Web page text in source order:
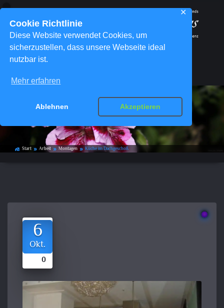
Cookie Richtlinie
Diese Website verwendet Cookies, um
sicherzustellen, dass unsere Webseite ideal
nutzbar ist.
Mehr erfahren
Ablehnen Akzeptieren
✕
Küche im Dachgeschoß
home_work Start double_arrow Arbeit double_arrow Montagen double_arrow Küche im Dachgeschoß
6
Okt.
0